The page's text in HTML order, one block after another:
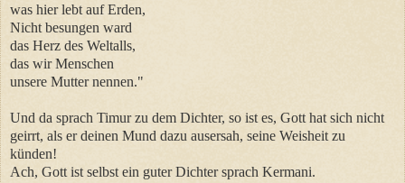
was hier lebt auf Erden,
Nicht besungen ward
das Herz des Weltalls,
das wir Menschen
unsere Mutter nennen."
Und da sprach Timur zu dem Dichter, so ist es, Gott hat sich nicht
geirrt, als er deinen Mund dazu ausersah, seine Weisheit zu
künden!
Ach, Gott ist selbst ein guter Dichter sprach Kermani.